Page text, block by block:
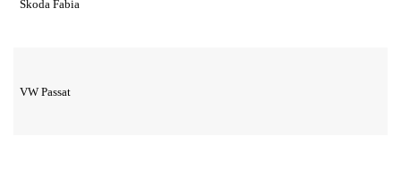
Škoda Fabia
VW Passat